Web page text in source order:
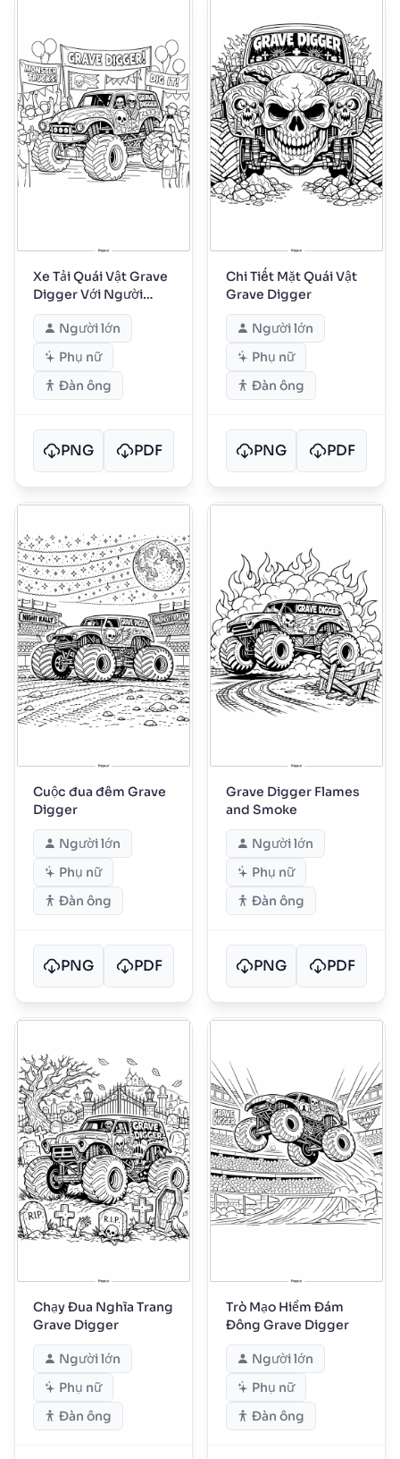
Xe Tải Quái Vật Grave
Digger Với Người
Hâm Mộ
Người lớn
Phụ nữ
Đàn ông
PNG PDF
Chi Tiết Mặt Quái Vật
Grave Digger
Người lớn
Phụ nữ
Đàn ông
PNG PDF
Cuộc đua đêm Grave
Digger
Người lớn
Phụ nữ
Đàn ông
PNG PDF
Grave Digger Flames
and Smoke
Người lớn
Phụ nữ
Đàn ông
PNG PDF
Chạy Đua Nghĩa Trang
Grave Digger
Người lớn
Phụ nữ
Đàn ông
Trò Mạo Hiểm Đám
Đông Grave Digger
Người lớn
Phụ nữ
Đàn ông